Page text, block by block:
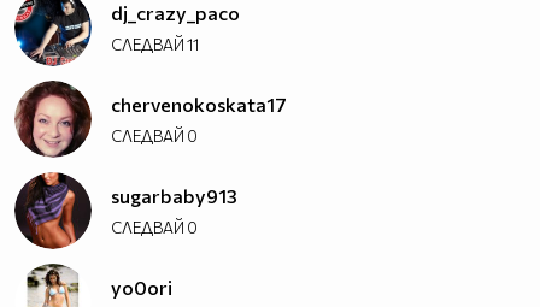
dj_crazy_paco
СЛЕДВАЙ11
chervenokoskata17
СЛЕДВАЙ 0
sugarbaby913
СЛЕДВАЙ 0
yo0ori